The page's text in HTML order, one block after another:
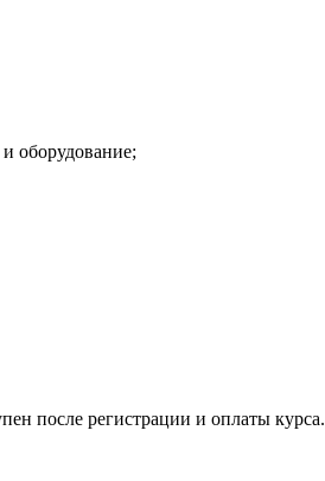
оборудование;
после регистрации и оплаты курса.